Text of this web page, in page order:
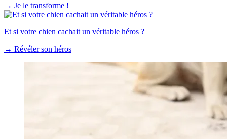
→ Je le transforme !
Et si votre chien cachait un véritable héros ?
→ Révéler son héros